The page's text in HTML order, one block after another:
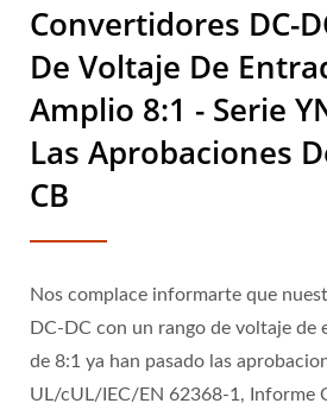
Convertidores DC-
De Voltaje De
Amplio 8:1 - Serie
Las Aprobaciones
CB
Nos complace informarte que
DC-DC con un rango de voltaje de
de 8:1 ya han pasado las
UL/cUL/IEC/EN 62368-1, Informe